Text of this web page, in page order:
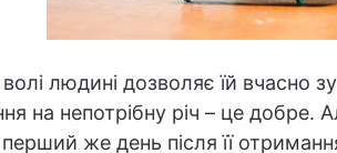
людині дозволяє їй вчасно
на непотрібну річ – це
же день після її